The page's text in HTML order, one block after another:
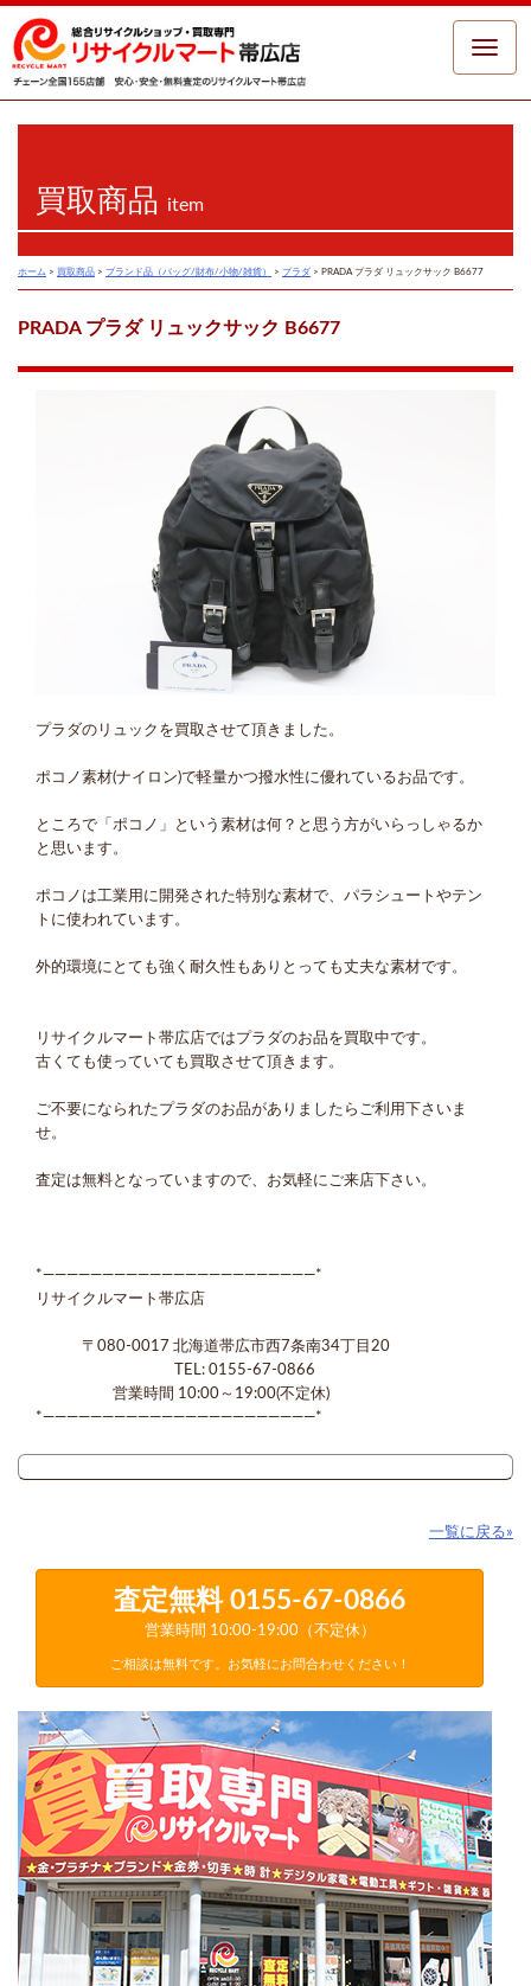
Toggle
買取商品 item
ホーム > 買取商品 > ブランド品（バッグ/財布/小物/雑貨） > プラダ > PRADA プラダ リュックサック B6677
PRADA プラダ リュックサック B6677
プラダのリュックを買取させて頂きました。
ポコノ素材(ナイロン)で軽量かつ撥水性に優れているお品です。
ところで「ポコノ」という素材は何？と思う方がいらっしゃるか
と思います。
ポコノは工業用に開発された特別な素材で、パラシュートやテン
トに使われています。
外的環境にとても強く耐久性もありとっても丈夫な素材です。
リサイクルマート帯広店ではプラダのお品を買取中です。
古くても使っていても買取させて頂きます。
ご不要になられたプラダのお品がありましたらご利用下さいま
せ。
査定は無料となっていますので、お気軽にご来店下さい。
*―――――――――――――――――――――――*
リサイクルマート帯広店
〒080-0017 北海道帯広市西7条南34丁目20
TEL: 0155-67-0866
営業時間 10:00～19:00(不定休)
*―――――――――――――――――――――――*
一覧に戻る»
査定無料 0155-67-0866
営業時間 10:00-19:00（不定休）
ご相談は無料です。お気軽にお問合わせください！